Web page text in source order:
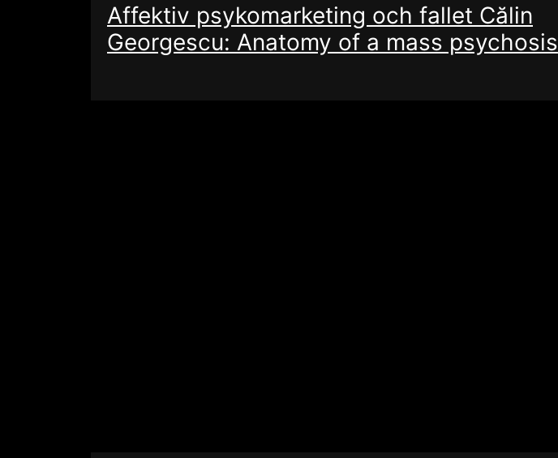
Affektiv psykomarketing och fallet Călin
Georgescu: Anatomy of a mass psychosis